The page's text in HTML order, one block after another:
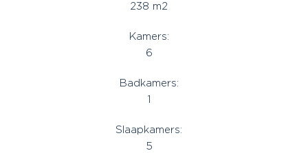
238 m2
Kamers:
6
Badkamers:
1
Slaapkamers:
5